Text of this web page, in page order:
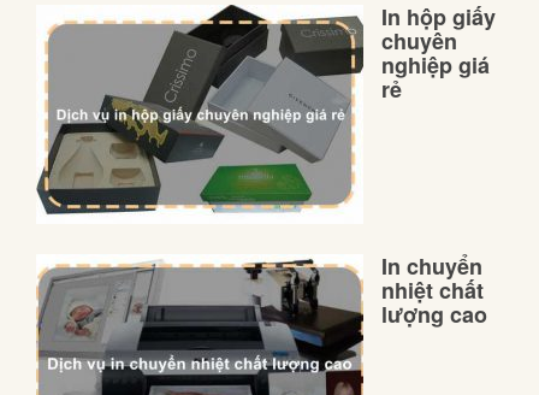
In hộp giấy
chuyên
nghiệp giá
rẻ
In chuyển
nhiệt chất
lượng cao